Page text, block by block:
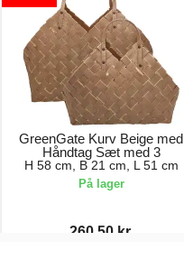
GreenGate Kurv Beige med
Håndtag Sæt med 3
H 58 cm, B 21 cm, L 51 cm
På lager
260,50 kr.